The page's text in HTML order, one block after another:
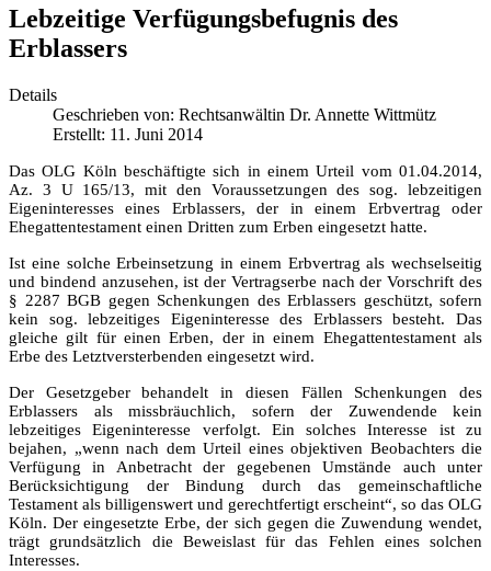
Lebzeitige Verfügungsbefugnis des
Erblassers
Details
Geschrieben von: Rechtsanwältin Dr. Annette Wittmütz
Erstellt: 11. Juni 2014
Das OLG Köln beschäftigte sich in einem Urteil vom 01.04.2014,
Az. 3 U 165/13, mit den Voraussetzungen des sog. lebzeitigen
Eigeninteresses eines Erblassers, der in einem Erbvertrag oder
Ehegattentestament einen Dritten zum Erben eingesetzt hatte.
Ist eine solche Erbeinsetzung in einem Erbvertrag als wechselseitig
und bindend anzusehen, ist der Vertragserbe nach der Vorschrift des
§ 2287 BGB gegen Schenkungen des Erblassers geschützt, sofern
kein sog. lebzeitiges Eigeninteresse des Erblassers besteht. Das
gleiche gilt für einen Erben, der in einem Ehegattentestament als
Erbe des Letztversterbenden eingesetzt wird.
Der Gesetzgeber behandelt in diesen Fällen Schenkungen des
Erblassers als missbräuchlich, sofern der Zuwendende kein
lebzeitiges Eigeninteresse verfolgt. Ein solches Interesse ist zu
bejahen, „wenn nach dem Urteil eines objektiven Beobachters die
Verfügung in Anbetracht der gegebenen Umstände auch unter
Berücksichtigung der Bindung durch das gemeinschaftliche
Testament als billigenswert und gerechtfertigt erscheint“, so das OLG
Köln. Der eingesetzte Erbe, der sich gegen die Zuwendung wendet,
trägt grundsätzlich die Beweislast für das Fehlen eines solchen
Interesses.